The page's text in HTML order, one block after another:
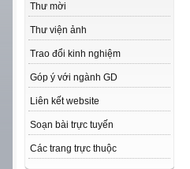
Thư mời
Thư viện ảnh
Trao đổi kinh nghiệm
Góp ý với ngành GD
Liên kết website
Soạn bài trực tuyến
Các trang trực thuộc